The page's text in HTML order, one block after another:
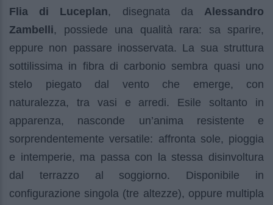
Flia di Luceplan, disegnata da Alessandro
Zambelli, possiede una qualità rara: sa sparire,
eppure non passare inosservata. La sua struttura
sottilissima in fibra di carbonio sembra quasi uno
stelo piegato dal vento che emerge, con
naturalezza, tra vasi e arredi. Esile soltanto in
apparenza, nasconde un’anima resistente e
sorprendentemente versatile: affronta sole, pioggia
e intemperie, ma passa con la stessa disinvoltura
dal terrazzo al soggiorno. Disponibile in
configurazione singola (tre altezze), oppure multipla